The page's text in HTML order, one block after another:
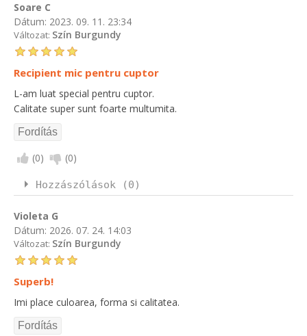
Soare C
Dátum: 2023. 09. 11. 23:34
Változat: Szín Burgundy
Recipient mic pentru cuptor
L-am luat special pentru cuptor.
Calitate super sunt foarte multumita.
(0) (0)
Hozzászólások (0)
Violeta G
Dátum: 2026. 07. 24. 14:03
Változat: Szín Burgundy
Superb!
Imi place culoarea, forma si calitatea.